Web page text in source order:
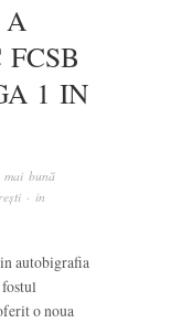
A
1 IN
mai bună
· in
autobigrafia
o noua